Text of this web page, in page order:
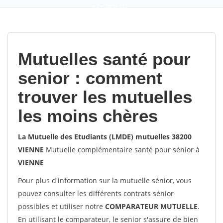
9,2(100%)452
Mutuelles santé pour
senior : comment
trouver les mutuelles
les moins chères
La Mutuelle des Etudiants (LMDE) mutuelles 38200
VIENNE Mutuelle complémentaire santé pour sénior à
VIENNE
Pour plus d'information sur la mutuelle sénior, vous
pouvez consulter les différents contrats sénior
possibles et utiliser notre COMPARATEUR MUTUELLE.
En utilisant le comparateur, le senior s'assure de bien